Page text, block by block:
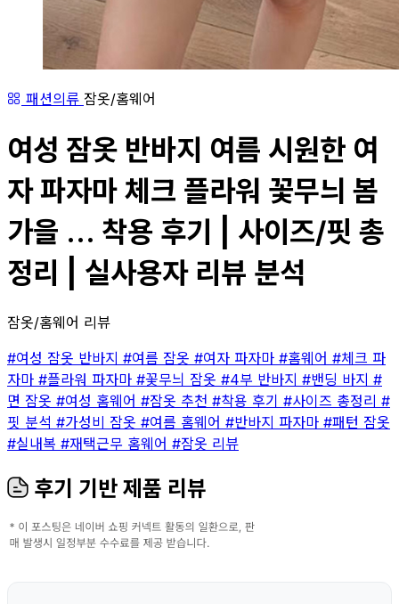
패션의류 잠옷/홈웨어
여성 잠옷 반바지 여름 시원한 여
자 파자마 체크 플라워 꽃무늬 봄
가을 ... 착용 후기 | 사이즈/핏 총
정리 | 실사용자 리뷰 분석
잠옷/홈웨어 리뷰
#여성 잠옷 반바지 #여름 잠옷 #여자 파자마 #홈웨어 #체크 파
자마 #플라워 파자마 #꽃무늬 잠옷 #4부 반바지 #밴딩 바지 #
면 잠옷 #여성 홈웨어 #잠옷 추천 #착용 후기 #사이즈 총정리 #
핏 분석 #가성비 잠옷 #여름 홈웨어 #반바지 파자마 #패턴 잠옷
#실내복 #재택근무 홈웨어 #잠옷 리뷰
후기 기반 제품 리뷰